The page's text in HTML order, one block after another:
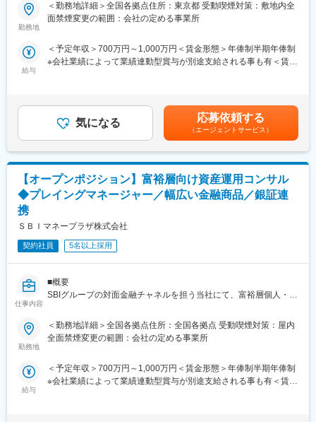
銀行の顧客基盤とSBIグループの商品力を掛け合わせ、顧客本位の
提案を実現しながら営業力向上にも貢献いただきます。事業は拡
■職務内容
ンサルティング
・銀行担当者と連携した提案方針の策定
・チームメンバーの業務支援、営業同行、育成
・担当拠点における営業戦略推進および進捗管理
■特徴
・顧客は銀行からの紹介が中心で、新規開拓は基本ありません
・1日2～3件の商談に加え、メンバー支援や案件管理も担います
です
・個人ノルマではなくチーム目標を重視し、組織成果で評価され
ます
■強み
・投資信託2700本以上をはじめとした豊富な商品ラインナップ
・SBIグループの新商品をいち早く取り扱える環境
共同店舗ではSBI新生銀行または提携地方銀行の担当者と連携し、
1つのチームとして営業を行います。
勤務地
＜勤務地詳細＞全国各拠点住所：東京都 受動喫煙対策：敷地内全
面禁煙変更の範囲：会社の定める事業所
給与
＜予定年収＞700万円～1,000万円＜賃金形態＞年俸制半期年俸制
※会社業績によって業績連動型賞与が別途支給される事も有＜賃金
通じて上下する可能性があります。・賞与：1回／年（業績連
動）、昇給：2回／年賃金はあくまでも目安の金額であり、選考を
通じて上下する可能性があります。月給(月額)は固定手当を含めた
表記です。
気になる 応募依頼する
（エージェントサービス）
【オープンポジション】富裕層向け資産運用コンサル
◆プレイングマネージャー／幅広い金融商品／銀証連
携
ＳＢＩマネープラザ株式会社
契約社員 5名以上採用
仕事内容
■概要
SBIグループの対面金融チャネルを担う当社にて、富裕層個人・経
マネジメントを担うプレイングマネージャーとしてご活躍いただ
きます。
直営店舗・銀行連携拠点（地銀／SBI新生）・PB部門などから配
提携金融機関との連携強化を推進いただきます。
勤務地
＜勤務地詳細＞全国各拠点住所：全国各拠点 受動喫煙対策：屋内
全面禁煙変更の範囲：会社の定める事業所
給与
＜予定年収＞700万円～1,000万円＜賃金形態＞年俸制半期年俸制
※会社業績によって業績連動型賞与が別途支給される事も有＜賃金